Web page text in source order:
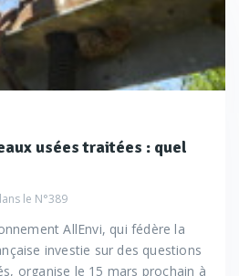
usées traitées : quel
le N°389
AllEnvi, qui fédère la
investie sur des questions
organise le 15 mars prochain à